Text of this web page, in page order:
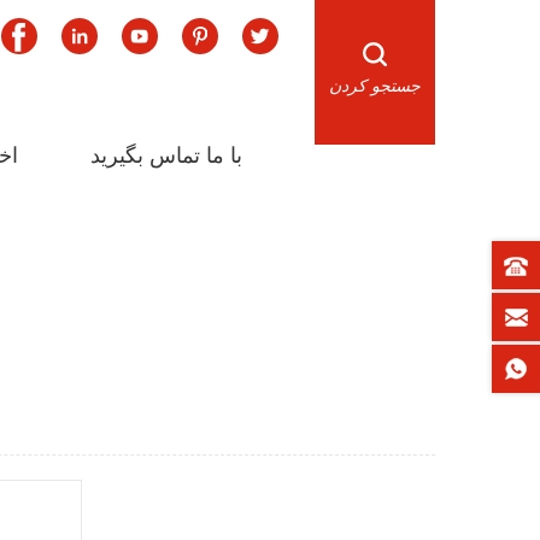
جستجو کردن
با ما تماس بگیرید